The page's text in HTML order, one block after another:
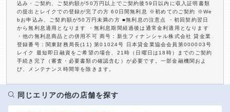
込み・ご契約、ご契約額が50万円以上でご契約後59日以内に収入証明書類
の提出とレイクでの登録が完了の方 60日間無利息 ※初めてのご契約 ※We
bお申込み、ご契約額が50万円未満の方 ■無利息の注意点 ・初回契約翌日
から無利息適用となります ・無利息期間経過後は通常金利適用となります
・他の無利息商品との併用不可 商号：新生フィナンシャル株式会社 貸金業
登録番号：関東財務局長(11) 第01024号 日本貸金業協会会員第000003号
レイク 最短即日融資をご希望の場合、21時（日曜日は18時）までのご契約
手続き完了（審査・必要書類の確認含む）が必要です。一部金融機関およ
び、メンテナンス時間等を除きます。
同じエリアの他の店舗を探す